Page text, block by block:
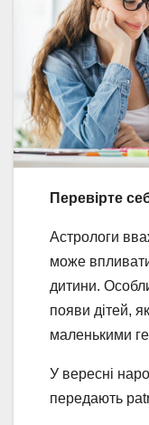
Перевірте
Астрологи
може впливати
дитини.
появи дітей,
маленькими
У вересні
передають